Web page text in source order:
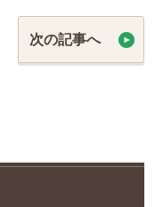
次の記事へ